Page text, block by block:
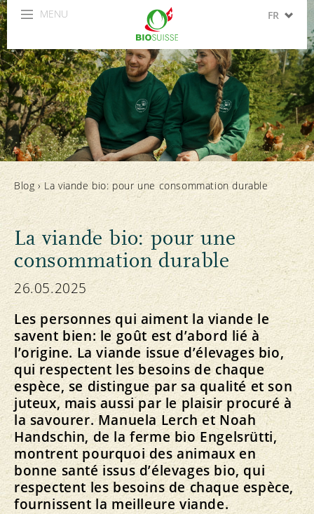
MENU FR
IT
EN
ES
Blog› La viande bio: pour une consommation durable
La viande bio: pour une
consommation durable
26.05.2025
Les personnes qui aiment la viande le
savent bien: le goût est d’abord lié à
l’origine. La viande issue d’élevages bio,
qui respectent les besoins de chaque
espèce, se distingue par sa qualité et son
juteux, mais aussi par le plaisir procuré à
la savourer. Manuela Lerch et Noah
Handschin, de la ferme bio Engelsrütti,
montrent pourquoi des animaux en
bonne santé issus d’élevages bio, qui
respectent les besoins de chaque espèce,
fournissent la meilleure viande.